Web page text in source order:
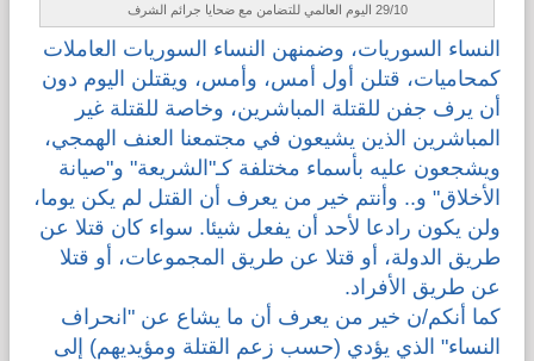
29/10 اليوم العالمي للتضامن مع ضحايا جرائم الشرف
النساء السوريات، وضمنهن النساء السوريات العاملات
كمحاميات، قتلن أول أمس، وأمس، ويقتلن اليوم دون
أن يرف جفن للقتلة المباشرين، وخاصة للقتلة غير
المباشرين الذين يشيعون في مجتمعنا العنف الهمجي،
ويشجعون عليه بأسماء مختلفة كـ"الشريعة" و"صيانة
الأخلاق" و.. وأنتم خير من يعرف أن القتل لم يكن يوما،
ولن يكون رادعا لأحد أن يفعل شيئا. سواء كان قتلا عن
طريق الدولة، أو قتلا عن طريق المجموعات، أو قتلا
عن طريق الأفراد.
كما أنكم/ن خير من يعرف أن ما يشاع عن "انحراف
النساء" الذي يؤدي (حسب زعم القتلة ومؤيديهم) إلى